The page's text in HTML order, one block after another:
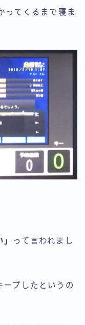
ってくるまで寝ま
って言われまし
プしたというの